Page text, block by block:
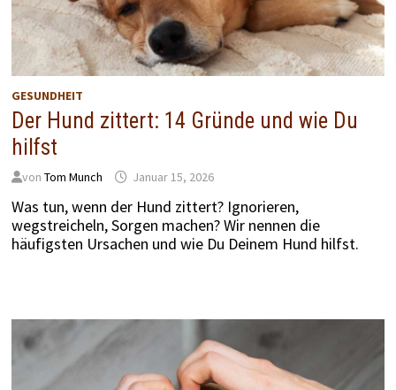
GESUNDHEIT
Der Hund zittert: 14 Gründe und wie Du
hilfst
von Tom Munch Januar 15, 2026
Was tun, wenn der Hund zittert? Ignorieren,
wegstreicheln, Sorgen machen? Wir nennen die
häufigsten Ursachen und wie Du Deinem Hund hilfst.